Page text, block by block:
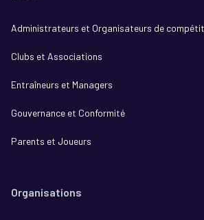
Administrateurs et Organisateurs de
Clubs et Associations
Entraîneurs et Managers
Gouvernance et Conformité
Parents et Joueurs
Organisations